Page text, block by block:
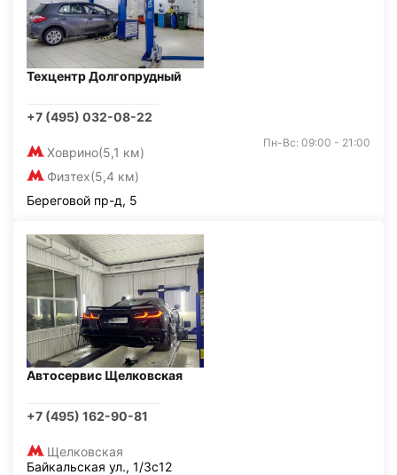
Техцентр Долгопрудный
+7 (495) 032-08-22
Ховрино(5,1 км)
Физтех(5,4 км)
Пн-Вс: 09:00 - 21:00
Береговой пр-д, 5
Автосервис Щелковская
+7 (495) 162-90-81
Щелковская
Байкальская ул., 1/3с12